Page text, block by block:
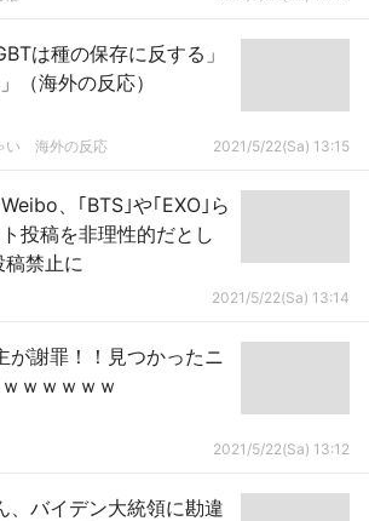
は種の保存に反する」
（海外の反応）
い 海外の反応 2021/5/22(Sa) 13:15
、｢BTS｣や｢EXO｣ら
投稿を非理性的だとし
稿禁止に
2021/5/22(Sa) 13:14
が謝罪！！見つかったニ
ｗｗｗｗｗ
2021/5/22(Sa) 13:12
、バイデン大統領に勘違